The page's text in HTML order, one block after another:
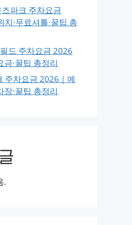
파크 주차요금
·무료셔틀·꿀팁 총
드 주차요금 2026
금·꿀팁 총정리
주차요금 2026｜예
장·꿀팁 총정리
.